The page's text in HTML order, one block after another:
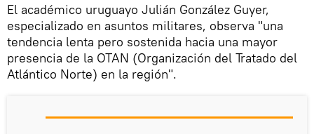
El académico uruguayo Julián González Guyer,
especializado en asuntos militares, observa "una
tendencia lenta pero sostenida hacia una mayor
presencia de la OTAN (Organización del Tratado del
Atlántico Norte) en la región".